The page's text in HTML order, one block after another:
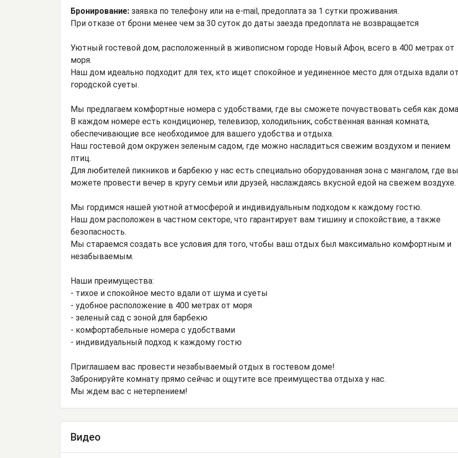
Бронирование: заявка по телефону или на e-mail, предоплата за 1 сутки проживания.
При отказе от брони менее чем за 30 суток до даты заезда предоплата не возвращается
Уютный гостевой дом, расположенный в живописном городе Новый Афон, всего в 400 метрах от
моря.
Наш дом идеально подходит для тех, кто ищет спокойное и уединенное место для отдыха вдали от
городской суеты.
Мы предлагаем комфортные номера с удобствами, где вы сможете почувствовать себя как
В каждом номере есть кондиционер, телевизор, холодильник, собственная ванная комната,
обеспечивающие все необходимое для вашего удобства и отдыха.
Наш гостевой дом окружен зеленым садом, где можно насладиться свежим воздухом и пением
птиц.
Для любителей пикников и барбекю у нас есть специально оборудованная зона с мангалом, где вы
можете провести вечер в кругу семьи или друзей, наслаждаясь вкусной едой на свежем воздухе.
Мы гордимся нашей уютной атмосферой и индивидуальным подходом к каждому гостю.
Наш дом расположен в частном секторе, что гарантирует вам тишину и спокойствие, а также
безопасность.
Мы стараемся создать все условия для того, чтобы ваш отдых был максимально комфортным и
незабываемым.
Наши преимущества:
- тихое и спокойное место вдали от шума и суеты
- удобное расположение в 400 метрах от моря
- зеленый сад с зоной для барбекю
- комфортабельные номера с удобствами
- индивидуальный подход к каждому гостю
Приглашаем вас провести незабываемый отдых в гостевом доме!
Забронируйте комнату прямо сейчас и ощутите все преимущества отдыха у нас.
Мы ждем вас с нетерпением!
Видео